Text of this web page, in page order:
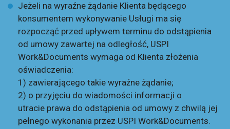
Jeżeli na wyraźne żądanie Klienta będącego
konsumentem wykonywanie Usługi ma się
rozpocząć przed upływem terminu do odstąpienia
od umowy zawartej na odległość, USPI
Work&Documents wymaga od Klienta złożenia
oświadczenia:
1) zawierającego takie wyraźne żądanie;
2) o przyjęciu do wiadomości informacji o
utracie prawa do odstąpienia od umowy z chwilą jej
pełnego wykonania przez USPI Work&Documents.